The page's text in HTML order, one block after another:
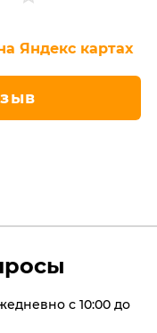
Яндекс картах
с 10:00 до